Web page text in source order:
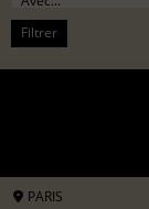
Filtrer
PARIS